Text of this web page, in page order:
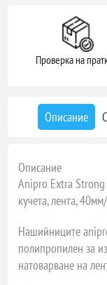
Проверка на
Описание
Описание
Anipro Extra Strong
кучета, лента,
Нашийниците
полипропилен за
натоварване на